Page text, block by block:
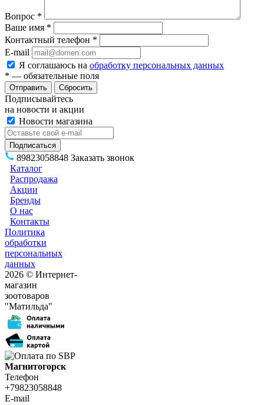
Вопрос *
Ваше имя *
Контактный телефон *
E-mail
Я соглашаюсь на обработку персональных данных
* — обязательные поля
Сбросить
Подписывайтесь
на новости и акции
Новости магазина
89823058848 Заказать звонок
Каталог
Распродажа
Акции
Бренды
О нас
Контакты
Политика
обработки
персональных
данных
2026 © Интернет-
магазин
зоотоваров
"Матильда"
Магнитогорск
Телефон
+79823058848
E-mail